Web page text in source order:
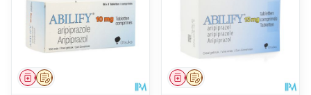
Op voorschrift
Geneesmiddel Op voorschrift
Geneesmiddel